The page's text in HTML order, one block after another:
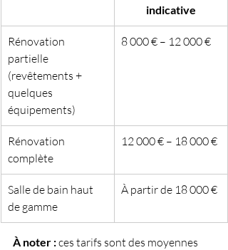
indicative
Rénovation
partielle
(revêtements +
quelques
équipements)
8 000 € – 12 000 €
Rénovation
complète
12 000 € – 18 000 €
Salle de bain haut
de gamme
À partir de 18 000 €
À noter : ces tarifs sont des moyennes